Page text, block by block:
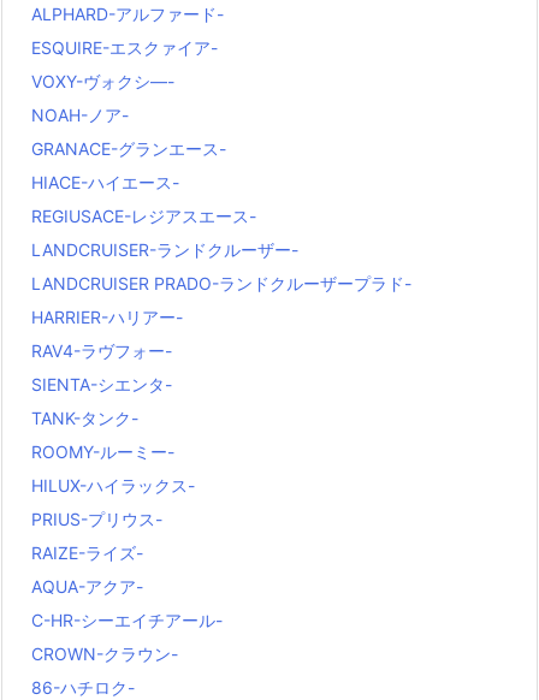
ALPHARD-アルファード-
ESQUIRE-エスクァイア-
VOXY-ヴォクシ―-
NOAH-ノア-
GRANACE-グランエース-
HIACE-ハイエース-
REGIUSACE-レジアスエース-
LANDCRUISER-ランドクルーザー-
LANDCRUISER PRADO-ランドクルーザープラド-
HARRIER-ハリアー-
RAV4-ラヴフォー-
SIENTA-シエンタ-
TANK-タンク-
ROOMY-ルーミー-
HILUX-ハイラックス-
PRIUS-プリウス-
RAIZE-ライズ-
AQUA-アクア-
C-HR-シーエイチアール-
CROWN-クラウン-
86-ハチロク-